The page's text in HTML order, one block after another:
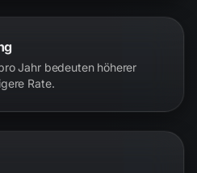
Jahr bedeuten höherer
Rate.